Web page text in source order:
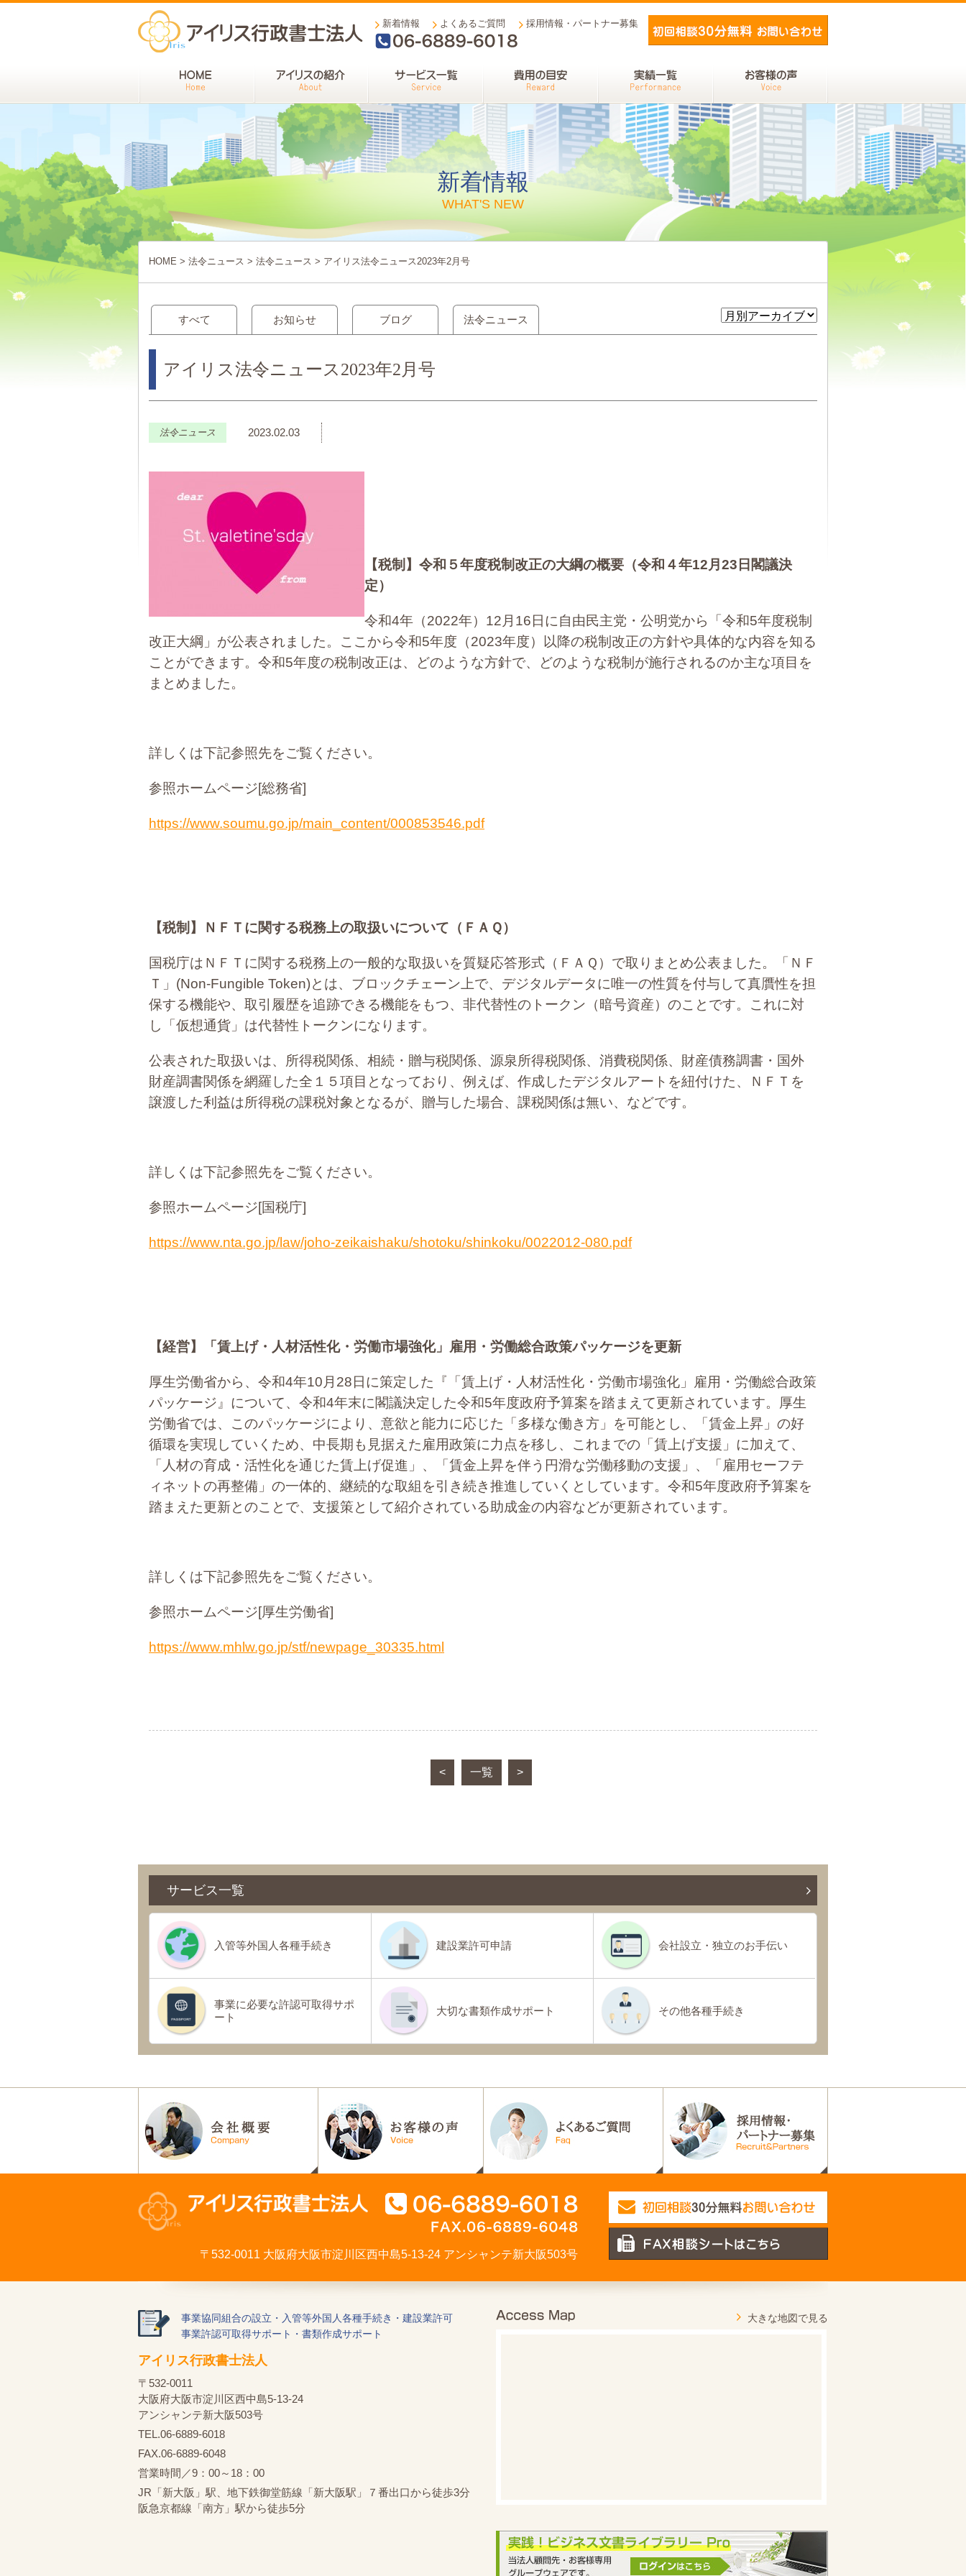
新着情報 よくあるご質問 採用情報・パートナー募集
新着情報
WHAT'S NEW
HOME > 法令ニュース > 法令ニュース > アイリス法令ニュース2023年2月号
すべて お知らせ ブログ 法令ニュース
アイリス法令ニュース2023年2月号
法令ニュース 2023.02.03
【税制】 令和５年度税制改正の大綱の概要（令和４年12月23日閣議決
定）
令和4年（2022年）12月16日に自由民主党・公明党から「令和5年度税制
改正大綱」が公表されました。ここから令和5年度（2023年度）以降の税制改正の方針や具体的な内容を知る
ことができます。令和5年度の税制改正は、どのような方針で、どのような税制が施行されるのか主な項目を
まとめました。
詳しくは下記参照先をご覧ください。
参照ホームページ[総務省]
https://www.soumu.go.jp/main_content/000853546.pdf
【税制】 ＮＦＴに関する税務上の取扱いについて（ＦＡＱ）
国税庁はＮＦＴに関する税務上の一般的な取扱いを質疑応答形式（ＦＡＱ）で取りまとめ公表ました。「ＮＦ
Ｔ」(Non-Fungible Token)とは、ブロックチェーン上で、デジタルデータに唯一の性質を付与して真贋性を担
保する機能や、取引履歴を追跡できる機能をもつ、非代替性のトークン（暗号資産）のことです。これに対
し「仮想通貨」は代替性トークンになります。
公表された取扱いは、所得税関係、相続・贈与税関係、源泉所得税関係、消費税関係、財産債務調書・国外
財産調書関係を網羅した全１５項目となっており、例えば、作成したデジタルアートを紐付けた、ＮＦＴを
譲渡した利益は所得税の課税対象となるが、贈与した場合、課税関係は無い、などです。
詳しくは下記参照先をご覧ください。
参照ホームページ[国税庁]
https://www.nta.go.jp/law/joho-zeikaishaku/shotoku/shinkoku/0022012-080.pdf
【経営】 「賃上げ・人材活性化・労働市場強化」雇用・労働総合政策パッケージを更新
厚生労働省から、令和4年10月28日に策定した『「賃上げ・人材活性化・労働市場強化」雇用・労働総合政策
パッケージ』について、令和4年末に閣議決定した令和5年度政府予算案を踏まえて更新されています。厚生
労働省では、このパッケージにより、意欲と能力に応じた「多様な働き方」を可能とし、「賃金上昇」の好
循環を実現していくため、中長期も見据えた雇用政策に力点を移し、これまでの「賃上げ支援」に加えて、
「人材の育成・活性化を通じた賃上げ促進」、「賃金上昇を伴う円滑な労働移動の支援」、「雇用セーフテ
ィネットの再整備」の一体的、継続的な取組を引き続き推進していくとしています。令和5年度政府予算案を
踏まえた更新とのことで、支援策として紹介されている助成金の内容などが更新されています。
詳しくは下記参照先をご覧ください。
参照ホームページ[厚生労働省]
https://www.mhlw.go.jp/stf/newpage_30335.html
< 一覧 >
サービス一覧
入管等外国人各種手続き 建設業許可申請 会社設立・独立のお手伝い
事業に必要な許認可取得サポ
ート
大切な書類作成サポート その他各種手続き
〒532-0011 大阪府大阪市淀川区西中島5-13-24 アンシャンテ新大阪503号
事業協同組合の設立・入管等外国人各種手続き・建設業許可
事業許認可取得サポート・書類作成サポート
アイリス行政書士法人
〒532-0011
大阪府大阪市淀川区西中島5-13-24
アンシャンテ新大阪503号
TEL.06-6889-6018
FAX.06-6889-6048
営業時間／9：00～18：00
JR「新大阪」駅、地下鉄御堂筋線「新大阪駅」７番出口から徒歩3分
阪急京都線「南方」駅から徒歩5分
大きな地図で見る